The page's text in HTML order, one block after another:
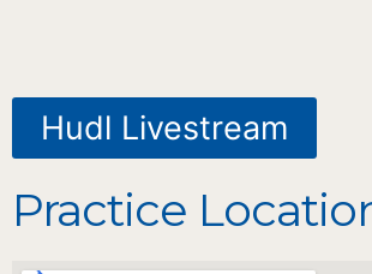
Hudl Livestream
Practice